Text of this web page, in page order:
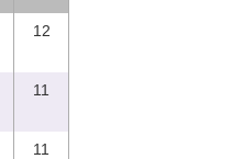
12
11
11